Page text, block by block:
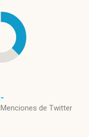
-
Menciones de Twitter